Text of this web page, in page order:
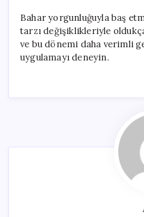
Bahar yorgunluğuyla baş
tarzı değişiklikleriyle
ve bu dönemi daha verimli
uygulamayı deneyin.